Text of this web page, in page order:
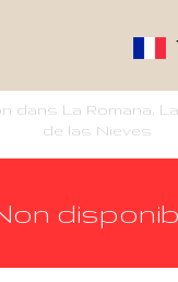
dans La Romana,
de las Nieves